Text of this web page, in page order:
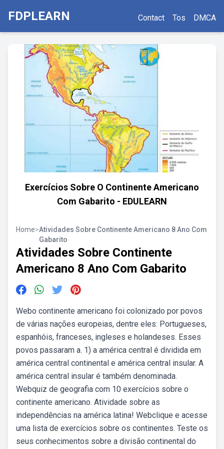
FDPLEARN Contact Tos DMCA
Exercícios Sobre O Continente Americano
Com Gabarito - EDULEARN
Home>Atividades Sobre Continente Americano 8 Ano Com
Gabarito
Atividades Sobre Continente
Americano 8 Ano Com Gabarito
Webo continente americano foi colonizado por povos
de várias nações europeias, dentre eles: Portugueses,
espanhóis, franceses, ingleses e holandeses. Esses
povos passaram a. 1) a américa central é dividida em
américa central continental e américa central insular. A
américa central insular é também denominada.
Webquiz de geografia com 10 exercícios sobre o
continente americano. Atividade sobre as
independências na américa latina! Webclique e acesse
uma lista de exercícios sobre os continentes. Teste os
seus conhecimentos sobre a divisão continental do